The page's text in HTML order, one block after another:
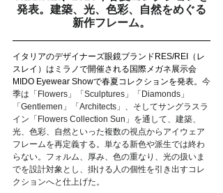
発表。建築、光、色彩、自然をめぐる
新作フレーム。
イタリアのデザイナーズ眼鏡ブランドRES/REI（レ
スレイ）はミラノで開催される国際メガネ展示会
MIDO Eyewear Showで春夏コレクションを発表。 今
季は「Flowers」「Sculptures」「Diamonds」
「Gentlemen」「Architects」、そしてサングラスラ
イン「Flowers Collection Sun」を通して、建築、
光、色彩、自然といった複数の視点からアイウェア
フレームを再定義する。単なる新色や派生では終わ
らない。フォルム、厚み、色の重なり、光の扱いま
でを設計対象とし、掛ける人の個性を引き出すコレ
クションへと仕上げた。